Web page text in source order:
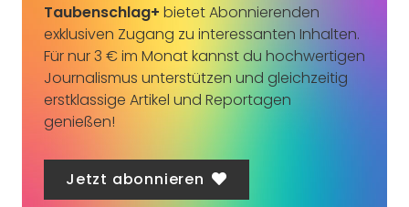
Taubenschlag+ bietet Abonnierenden
exklusiven Zugang zu interessanten Inhalten.
Für nur 3 € im Monat kannst du hochwertigen
Journalismus unterstützen und gleichzeitig
erstklassige Artikel und Reportagen
genießen!
Jetzt abonnieren